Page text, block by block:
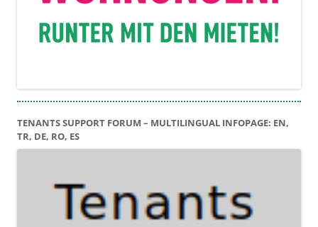
TENANTS SUPPORT FORUM – MULTILINGUAL INFOPAGE: EN,
TR, DE, RO, ES